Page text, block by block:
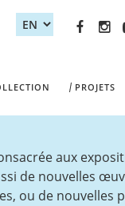
PROJETS
aux
de nouvelles
ou de nouvelles